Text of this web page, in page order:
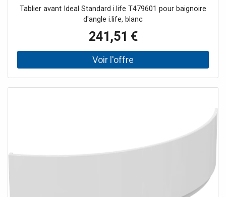
Tablier avant Ideal Standard i.life T479601 pour baignoire
d'angle i.life, blanc
241,51 €